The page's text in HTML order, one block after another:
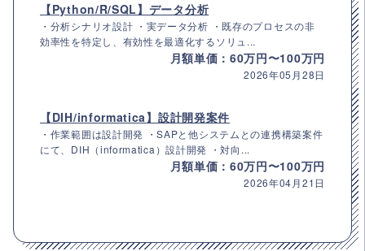
【Python/R/SQL】データ分析
・分析シナリオ設計 ・実データ分析 ・既存のプロセスの非
効率性を特定し、有効性を最適化するソリュ...
月額単価：60万円〜100万円
2026年05月28日
【DIH/informatica】設計開発案件
・作業範囲は設計開発 ・SAPと他システムとの連携構築案件
にて、DIH（informatica）設計開発 ・対向...
月額単価：60万円〜100万円
2026年04月21日